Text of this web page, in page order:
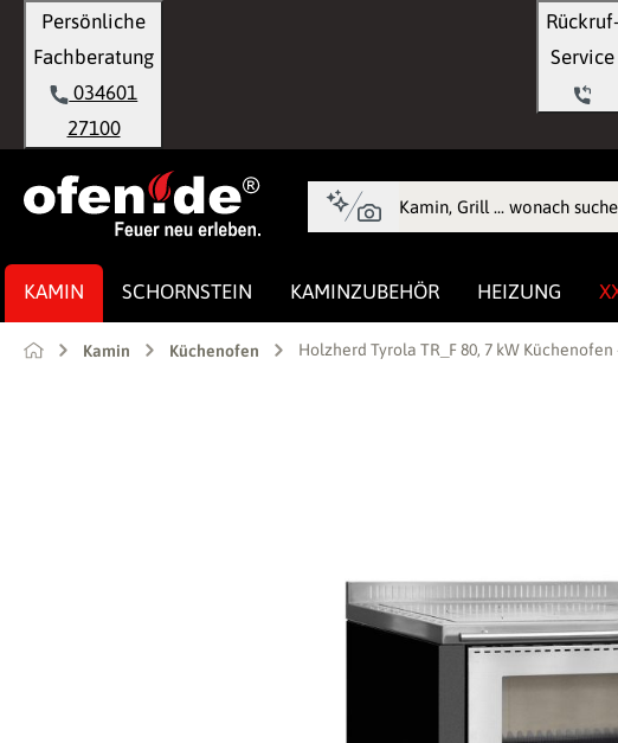
Zur Hauptnavigation springen
Persönliche
Fachberatung
034601
27100
Rückruf-
KAMIN SCHORNSTEIN KAMINZUBEHÖR HEIZUNG
Kamin Küchenofen Holzherd Tyrola TR_F 80, 7 kW